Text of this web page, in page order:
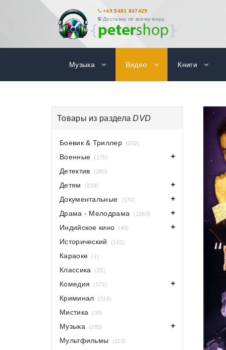
+49 5481 847429
Доставка по всему миру
Музыка Видео Книги
Товары из разделаDVD
Боевик & Триллер (352)
Военные (175)
Детектив (280)
Детям (238)
Документальные (170)
Драма - Мелодрама (1063)
Индийское кино (49)
Исторический (161)
Караоке (1)
Классика (25)
Комедия (572)
Криминал (316)
Мистика (38)
Музыка (285)
Мультфильмы (112)